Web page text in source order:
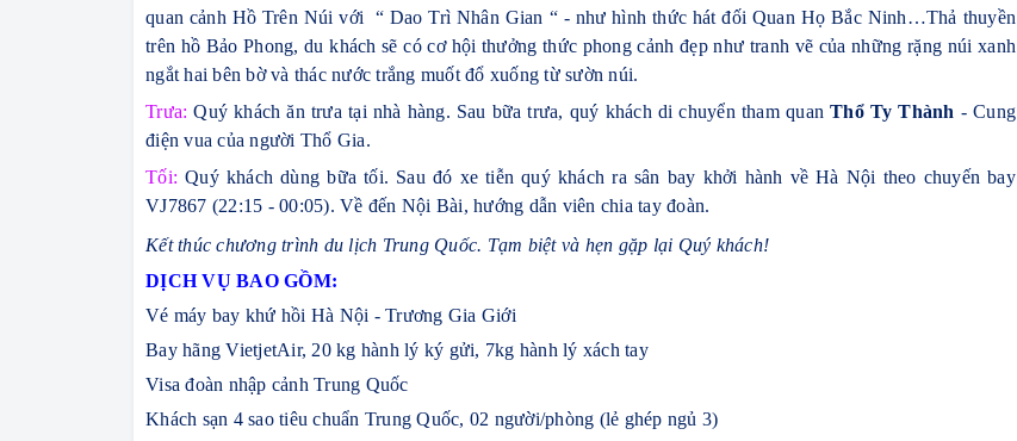
quan cảnh Hồ Trên Núi với “ Dao Trì Nhân Gian “ - như hình thức hát đối Quan Họ Bắc Ninh…Thả thuyền
trên hồ Bảo Phong, du khách sẽ có cơ hội thưởng thức phong cảnh đẹp như tranh vẽ của những rặng núi xanh
ngắt hai bên bờ và thác nước trắng muốt đổ xuống từ sườn núi.
Trưa: Quý khách ăn trưa tại nhà hàng. Sau bữa trưa, quý khách di chuyển tham quanThổ Ty Thành - Cung
điện vua của người Thổ Gia.
Tối: Quý khách dùng bữa tối. Sau đó xe tiễn quý khách ra sân bay khởi hành về Hà Nội theo chuyến bay
VJ7867 (22:15 - 00:05). Về đến Nội Bài, hướng dẫn viên chia tay đoàn.
Kết thúc chương trình du lịch Trung Quốc. Tạm biệt và hẹn gặp lại Quý khách!
DỊCH VỤ BAO GỒM:
Vé máy bay khứ hồi Hà Nội - Trương Gia Giới
Bay hãng VietjetAir, 20 kg hành lý ký gửi, 7kg hành lý xách tay
Visa đoàn nhập cảnh Trung Quốc
Khách sạn 4 sao tiêu chuẩn Trung Quốc, 02 người/phòng (lẻ ghép ngủ 3)